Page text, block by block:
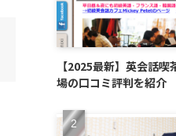
【2025最新】英会話
場の口コミ評判を紹介